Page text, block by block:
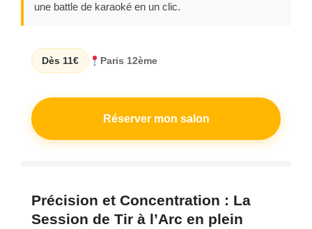
une battle de karaoké en un clic.
Dès 11€ Paris 12ème
Réserver mon salon
Précision et Concentration : La
Session de Tir à l’Arc en plein